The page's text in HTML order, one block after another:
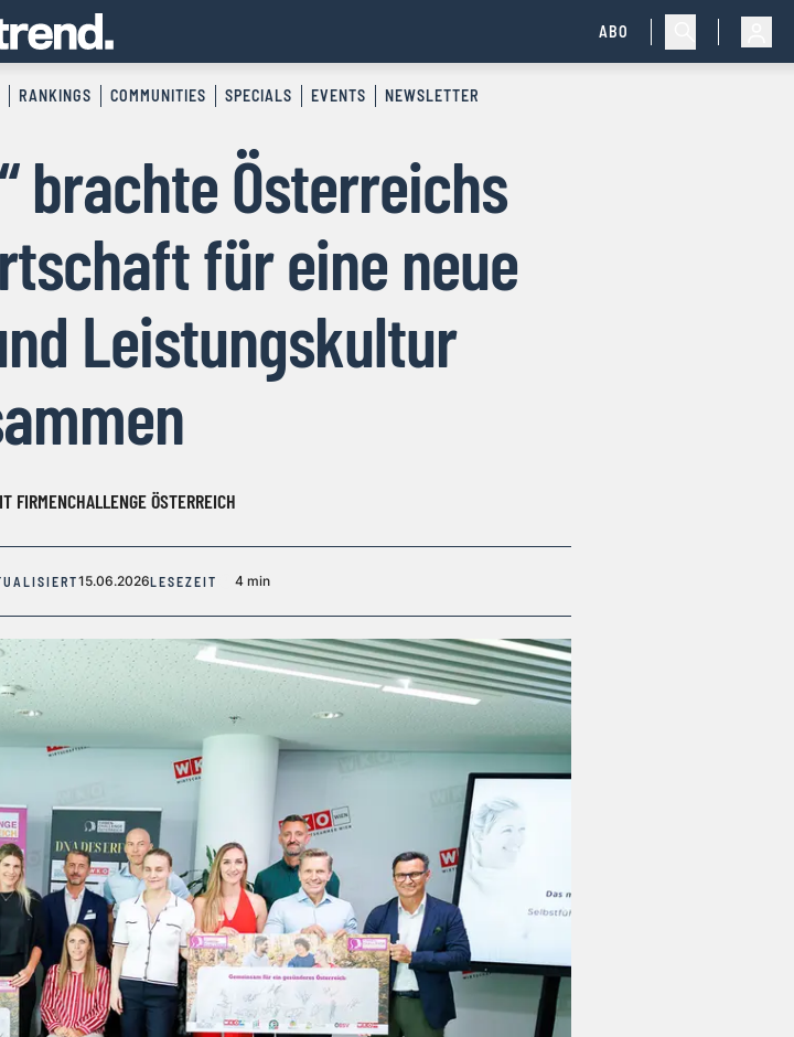
ABO
RANKINGS COMMUNITIES SPECIALS EVENTS NEWSLETTER
brachte Österreichs
für eine neue
Leistungskultur
FIRMENCHALLENGE ÖSTERREICH
15.06.2026LESEZEIT 4 min